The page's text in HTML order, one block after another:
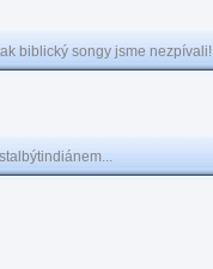
biblický songy jsme nezpívali!